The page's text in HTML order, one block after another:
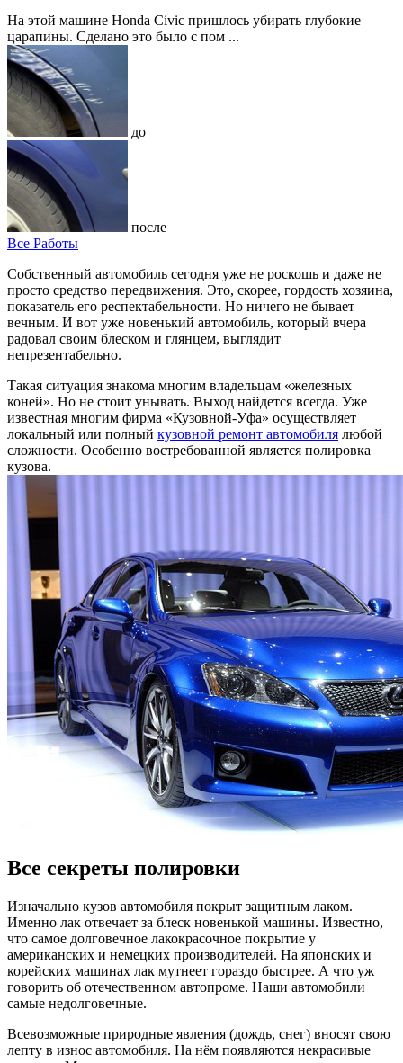
На этой машине Honda Civic пришлось убирать глубокие
царапины. Сделано это было с пом ...
до
после
Все Работы
Собственный автомобиль сегодня уже не роскошь и даже не
просто средство передвижения. Это, скорее, гордость хозяина,
показатель его респектабельности. Но ничего не бывает
вечным. И вот уже новенький автомобиль, который вчера
радовал своим блеском и глянцем, выглядит
непрезентабельно.
Такая ситуация знакома многим владельцам «железных
коней». Но не стоит унывать. Выход найдется всегда. Уже
известная многим фирма «Кузовной-Уфа» осуществляет
локальный или полный кузовной ремонт автомобиля любой
сложности. Особенно востребованной является полировка
кузова.
Все секреты полировки
Изначально кузов автомобиля покрыт защитным лаком.
Именно лак отвечает за блеск новенькой машины. Известно,
что самое долговечное лакокрасочное покрытие у
американских и немецких производителей. На японских и
корейских машинах лак мутнеет гораздо быстрее. А что уж
говорить об отечественном автопроме. Наши автомобили
самые недолговечные.
Всевозможные природные явления (дождь, снег) вносят свою
лепту в износ автомобиля. На нём появляются некрасивые